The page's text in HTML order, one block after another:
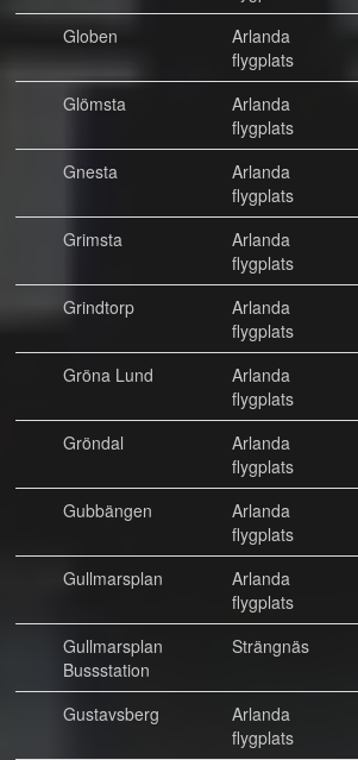
Globen
Arlanda
flygplats
Glömsta
Arlanda
flygplats
Gnesta
Arlanda
flygplats
Grimsta
Arlanda
flygplats
Grindtorp
Arlanda
flygplats
Gröna Lund
Arlanda
flygplats
Gröndal
Arlanda
flygplats
Gubbängen
Arlanda
flygplats
Gullmarsplan
Arlanda
flygplats
Gullmarsplan
Bussstation
Strängnäs
Gustavsberg
Arlanda
flygplats